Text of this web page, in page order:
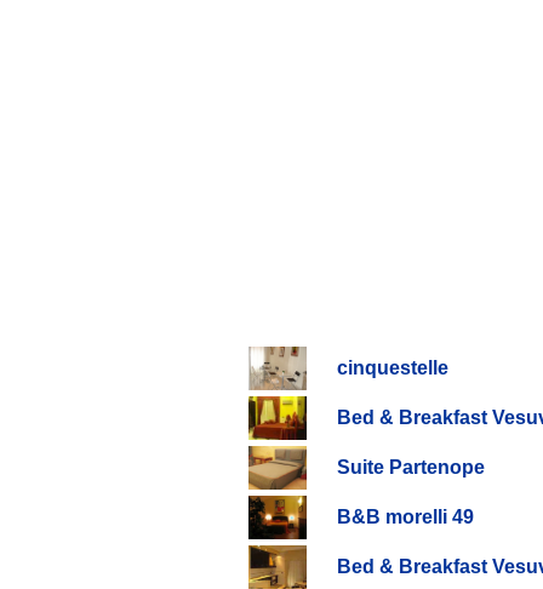
cinquestelle
Bed & Breakfast
Suite Partenope
B&B morelli 49
Bed & Breakfast